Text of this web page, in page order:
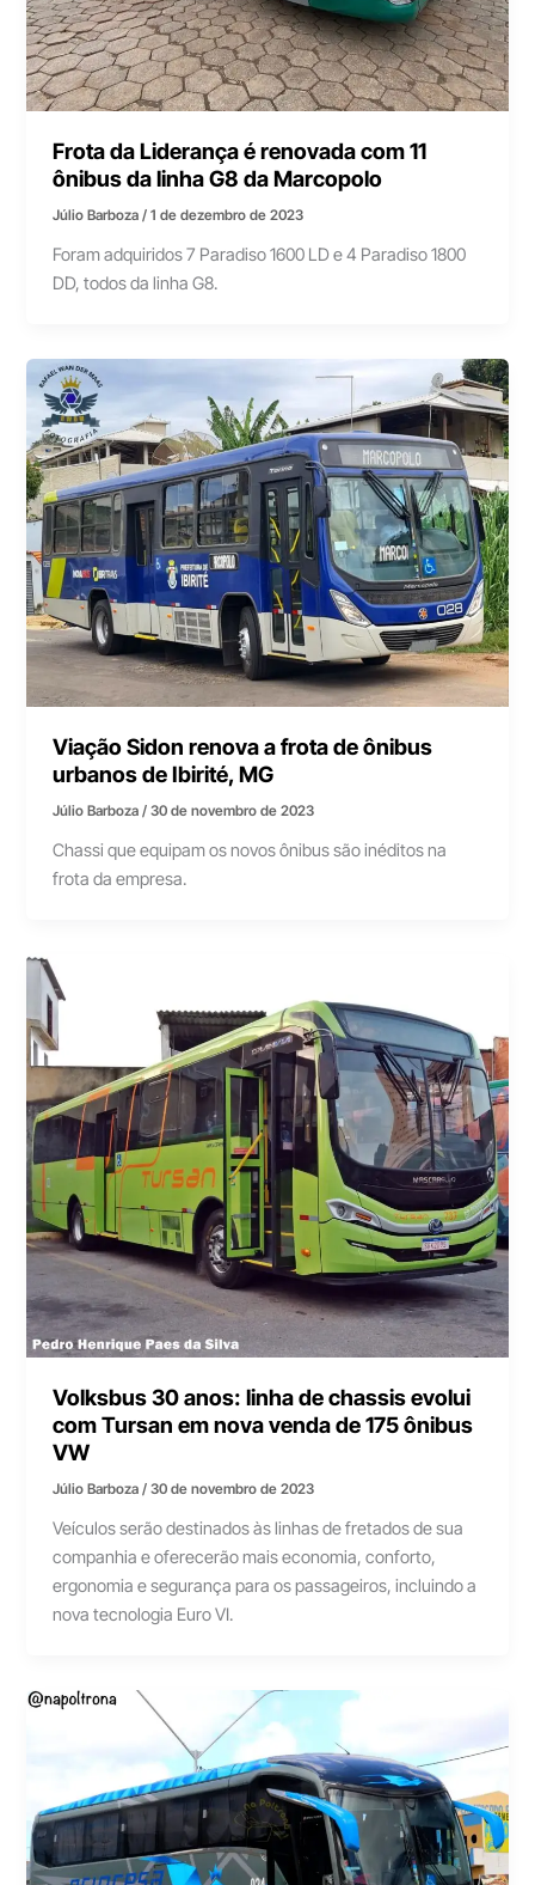
Frota da Liderança é renovada com 11
ônibus da linha G8 da Marcopolo
Júlio Barboza/1 de dezembro de 2023
Foram adquiridos 7 Paradiso 1600 LD e 4 Paradiso 1800
DD, todos da linha G8.
Viação Sidon renova a frota de ônibus
urbanos de Ibirité, MG
Júlio Barboza/30 de novembro de 2023
Chassi que equipam os novos ônibus são inéditos na
frota da empresa.
Volksbus 30 anos: linha de chassis evolui
com Tursan em nova venda de 175 ônibus
VW
Júlio Barboza/30 de novembro de 2023
Veículos serão destinados às linhas de fretados de sua
companhia e oferecerão mais economia, conforto,
ergonomia e segurança para os passageiros, incluindo a
nova tecnologia Euro VI.